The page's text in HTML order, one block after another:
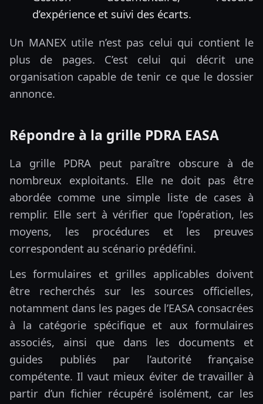
d’expérience et suivi des écarts.
Un MANEX utile n’est pas celui qui contient le
plus de pages. C’est celui qui décrit une
organisation capable de tenir ce que le dossier
annonce.
Répondre à la grille PDRA EASA
La grille PDRA peut paraître obscure à de
nombreux exploitants. Elle ne doit pas être
abordée comme une simple liste de cases à
remplir. Elle sert à vérifier que l’opération, les
moyens, les procédures et les preuves
correspondent au scénario prédéfini.
Les formulaires et grilles applicables doivent
être recherchés sur les sources officielles,
notamment dans les pages de l’EASA consacrées
à la catégorie spécifique et aux formulaires
associés, ainsi que dans les documents et
guides publiés par l’autorité française
compétente. Il vaut mieux éviter de travailler à
partir d’un fichier récupéré isolément, car les